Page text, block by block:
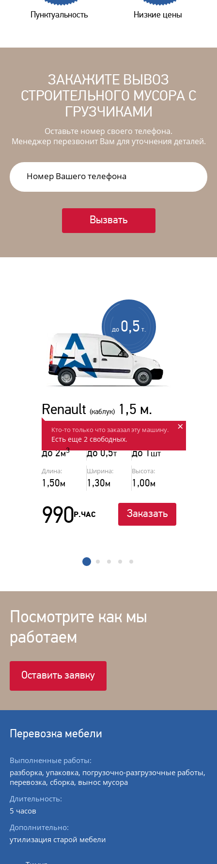
Пунктуальность Низкие цены
ЗАКАЖИТЕ ВЫВОЗ
СТРОИТЕЛЬНОГО МУСОРА С
ГРУЗЧИКАМИ
Оставьте номер своего телефона.
Менеджер перезвонит Вам для уточнения деталей.
Вызвать
до 0,5 т.
Renault (каблук)1,5 м.
×
Кто-то только что заказал эту машину.
Есть еще 2 свободных.
Для гипермаркетов.
Объём:
до 2м3
Г/п:
до 0,5т до 1шт
Длина:
1,50м
Ширина:
1,30м
Высота:
1,00м
990Р.ЧАС Заказать
1
Посмотрите как мы
работаем
Оставить заявку
Перевозка мебели
Выполненные работы:
разборка, упаковка, погрузочно-разгрузочные работы,
перевозка, сборка, вынос мусора
Длительность:
5 часов
Дополнительно:
утилизация старой мебели